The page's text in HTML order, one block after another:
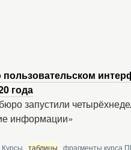
пользовательском
года
запустили
информации»
Курсы таблицы фрагменты курса